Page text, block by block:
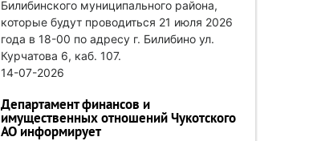
Билибинского муниципального района,
которые будут проводиться 21 июля 2026
года в 18-00 по адресу г. Билибино ул.
Курчатова 6, каб. 107.
14-07-2026
Департамент финансов и
имущественных отношений Чукотского
АО информирует